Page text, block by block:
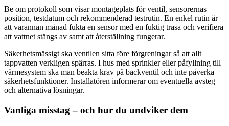
Be om protokoll som visar montageplats för ventil, sensorernas
position, testdatum och rekommenderad testrutin. En enkel rutin är
att varannan månad fukta en sensor med en fuktig trasa och verifiera
att vattnet stängs av samt att återställning fungerar.
Säkerhetsmässigt ska ventilen sitta före förgreningar så att allt
tappvatten verkligen spärras. I hus med sprinkler eller påfyllning till
värmesystem ska man beakta krav på backventil och inte påverka
säkerhetsfunktioner. Installatören informerar om eventuella avsteg
och alternativa lösningar.
Vanliga misstag – och hur du undviker dem